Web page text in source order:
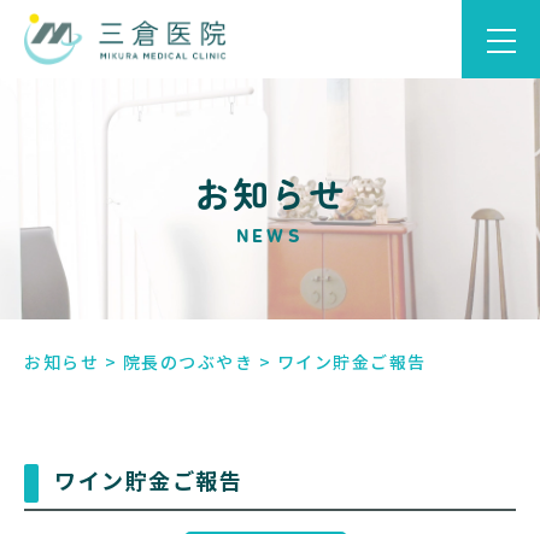
お知らせ
NEWS
お知らせ > 院長のつぶやき > ワイン貯金ご報告
ワイン貯金ご報告